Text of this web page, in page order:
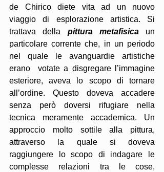
de Chirico diete vita ad un nuovo
viaggio di esplorazione artistica. Si
trattava della pittura metafisica un
particolare corrente che, in un periodo
nel quale le avanguardie artistiche
erano  votate a disgregare l’immagine
esteriore, aveva lo scopo di tornare
all’ordine. Questo doveva accadere
senza però doversi rifugiare nella
tecnica meramente accademica. Un
approccio molto sottile alla pittura,
attraverso la quale si doveva
raggiungere lo scopo di indagare le
complesse relazioni tra le cose,